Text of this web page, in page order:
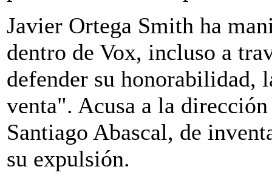
Javier Ortega Smith ha
dentro de Vox, incluso a
defender su honorabilidad,
venta". Acusa a la
Santiago Abascal, de
su expulsión.